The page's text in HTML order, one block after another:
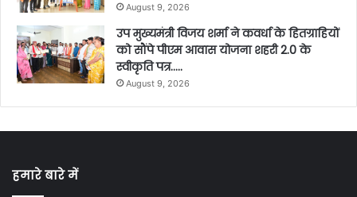
August 9, 2026
उप मुख्यमंत्री विजय शर्मा ने कवर्धा के हितग्राहियों
को सौंपे पीएम आवास योजना शहरी 2.0 के
स्वीकृति पत्र…..
August 9, 2026
हमारे बारे में